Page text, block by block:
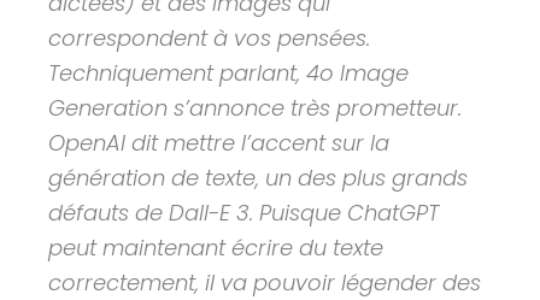
correspondent à vos pensées.
Techniquement parlant, 4o Image
Generation s’annonce très prometteur.
OpenAI dit mettre l’accent sur la
génération de texte, un des plus grands
défauts de Dall-E 3. Puisque ChatGPT
peut maintenant écrire du texte
correctement, il va pouvoir légender des